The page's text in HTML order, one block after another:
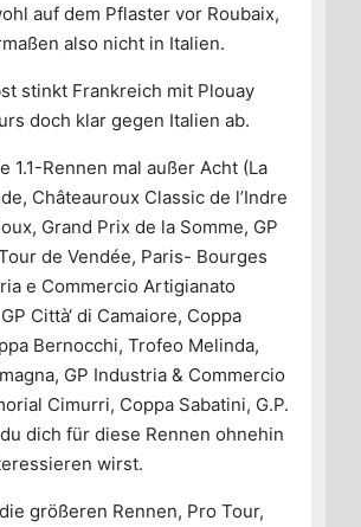
auf dem Pflaster vor Roubaix,
also nicht in Italien.
stinkt Frankreich mit Plouay
doch klar gegen Italien ab.
1.1-Rennen mal außer Acht (La
Châteauroux Classic de l’Indre
Grand Prix de la Somme, GP
de Vendée, Paris- Bourges
e Commercio Artigianato
Città‘ di Camaiore, Coppa
Bernocchi, Trofeo Melinda,
GP Industria & Commercio
Cimurri, Coppa Sabatini, G.P.
dich für diese Rennen ohnehin
wirst.
größeren Rennen, Pro Tour,